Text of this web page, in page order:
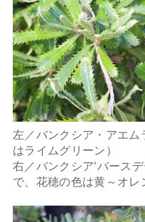
左／バンクシア・アエ
はライムグリーン）
右／バンクシア‘バース
で、花穂の色は黄～オレ